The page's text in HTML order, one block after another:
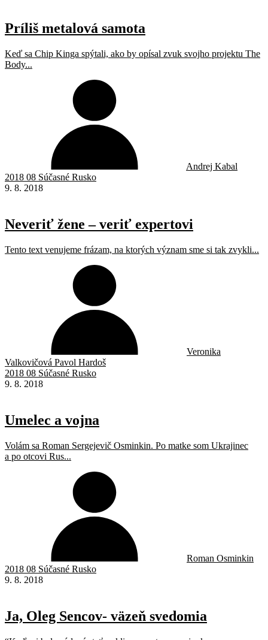
Príliš metalová samota
Keď sa Chip Kinga spýtali, ako by opísal zvuk svojho projektu The
Body...
Andrej Kabal
2018 08 Súčasné Rusko
9. 8. 2018
Neveriť žene – veriť expertovi
Tento text venujeme frázam, na ktorých význam sme si tak zvykli...
Veronika
Valkovičová Pavol Hardoš
2018 08 Súčasné Rusko
9. 8. 2018
Umelec a vojna
Volám sa Roman Sergejevič Osminkin. Po matke som Ukrajinec
a po otcovi Rus...
Roman Osminkin
2018 08 Súčasné Rusko
9. 8. 2018
Ja, Oleg Sencov- väzeň svedomia